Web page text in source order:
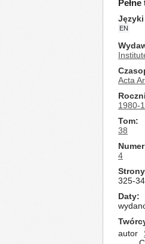
EN
Acta
1980-
Tom
38
Numer
4
Strony
325-
Daty
autor